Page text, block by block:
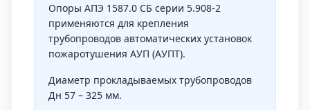
Опоры АПЭ 1587.0 СБ серии 5.908-2
применяются для крепления
трубопроводов автоматических установок
пожаротушения АУП (АУПТ).
Диаметр прокладываемых трубопроводов
Дн 57 – 325 мм.